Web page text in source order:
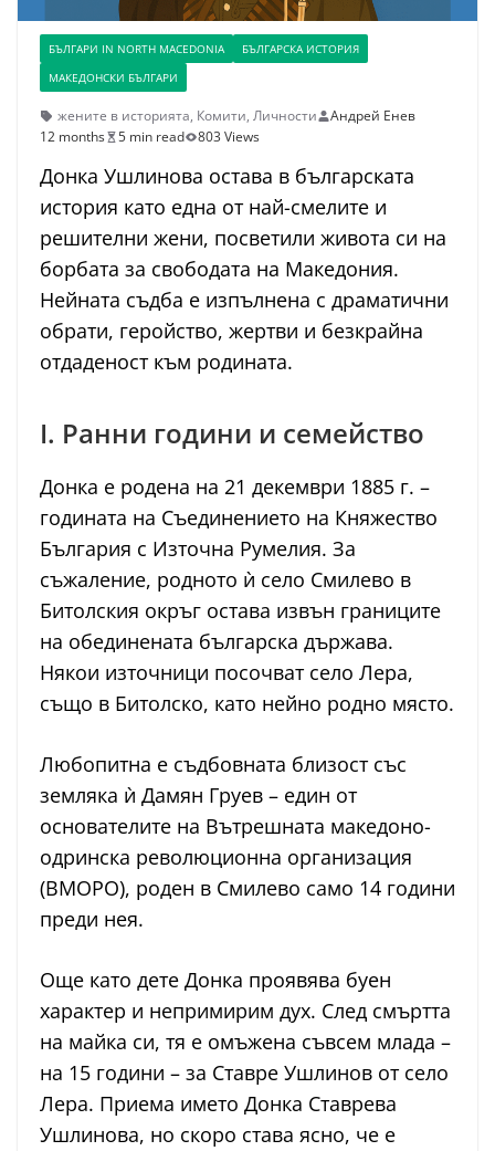
БЪЛГАРИ IN NORTH MACEDONIA
БЪЛГАРСКА ИСТОРИЯ
МАКЕДОНСКИ БЪЛГАРИ
жените в историята, Комити, Личности
Андрей Енев
12 months
5 min read 803 Views
Донка Ушлинова остава в българската
история като една от най-смелите и
решителни жени, посветили живота си на
борбата за свободата на Македония.
Нейната съдба е изпълнена с драматични
обрати, геройство, жертви и безкрайна
отдаденост към родината.
I. Ранни години и семейство
Донка е родена на 21 декември 1885 г. –
годината на Съединението на Княжество
България с Източна Румелия. За
съжаление, родното ѝ село Смилево в
Битолския окръг остава извън границите
на обединената българска държава.
Някои източници посочват село Лера,
също в Битолско, като нейно родно място.
Любопитна е съдбовната близост със
земляка ѝ Дамян Груев – един от
основателите на Вътрешната македоно-
одринска революционна организация
(ВМОРО), роден в Смилево само 14 години
преди нея.
Още като дете Донка проявява буен
характер и непримирим дух. След смъртта
на майка си, тя е омъжена съвсем млада –
на 15 години – за Ставре Ушлинов от село
Лера. Приема името Донка Ставрева
Ушлинова, но скоро става ясно, че е